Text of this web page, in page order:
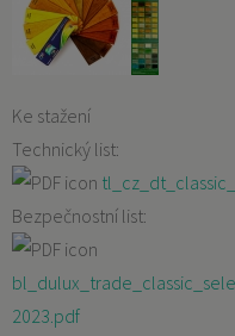
Ke stažení
Technický list:
Bezpečnostní list:
2023.pdf